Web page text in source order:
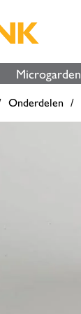
Microgarden
Onderdelen